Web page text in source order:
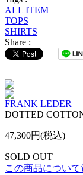
ALL ITEM
TOPS
SHIRTS
Share :
FRANK LEDER
DOTTED
47,300円(税込)
SOLD OUT
この商品について